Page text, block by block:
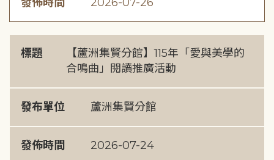
標題
【蘆洲集賢分館】115年「愛與美學的
合鳴曲」閱讀推廣活動
發布單位 蘆洲集賢分館
發佈時間 2026-07-24